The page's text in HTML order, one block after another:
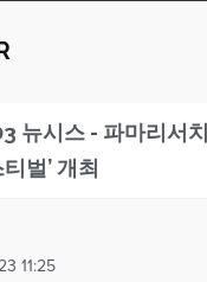
뉴시스 - 파마리서
벌’ 개최
11:25